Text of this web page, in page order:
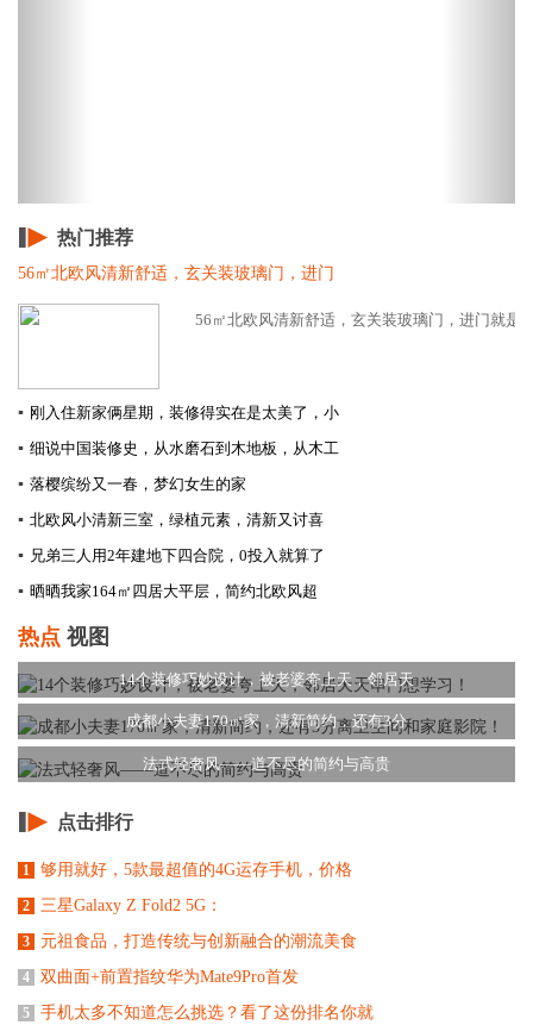
热门推荐
56㎡北欧风清新舒适，玄关装玻璃门，进门
56㎡北欧风清新舒适，玄关装玻璃门，进门就是
▪ 刚入住新家俩星期，装修得实在是太美了，小
▪ 细说中国装修史，从水磨石到木地板，从木工
▪ 落樱缤纷又一春，梦幻女生的家
▪ 北欧风小清新三室，绿植元素，清新又讨喜
▪ 兄弟三人用2年建地下四合院，0投入就算了
▪ 晒晒我家164㎡四居大平层，简约北欧风超
热点 视图
14个装修巧妙设计，被老婆夸上天，邻居天
成都小夫妻170㎡家，清新简约，还有3分
法式轻奢风——道不尽的简约与高贵
点击排行
1 够用就好，5款最超值的4G运存手机，价格
2 三星Galaxy Z Fold2 5G：
3 元祖食品，打造传统与创新融合的潮流美食
4 双曲面+前置指纹华为Mate9Pro首发
5 手机太多不知道怎么挑选？看了这份排名你就